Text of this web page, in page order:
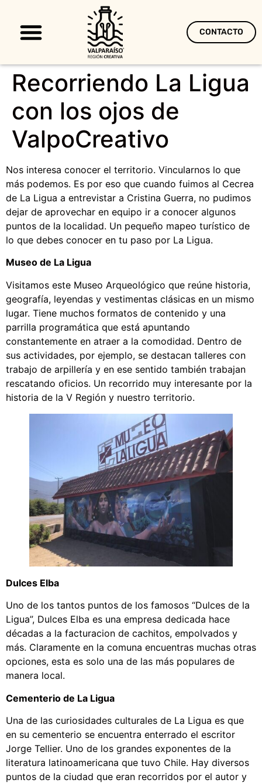
CONTACTO
Recorriendo La Ligua
con los ojos de
ValpoCreativo
Nos interesa conocer el territorio. Vincularnos lo que
más podemos. Es por eso que cuando fuimos al Cecrea
de La Ligua a entrevistar a Cristina Guerra, no pudimos
dejar de aprovechar en equipo ir a conocer algunos
puntos de la localidad. Un pequeño mapeo turístico de
lo que debes conocer en tu paso por La Ligua.
Museo de La Ligua
Visitamos este Museo Arqueológico que reúne historia,
geografía, leyendas y vestimentas clásicas en un mismo
lugar. Tiene muchos formatos de contenido y una
parrilla programática que está apuntando
constantemente en atraer a la comodidad. Dentro de
sus actividades, por ejemplo, se destacan talleres con
trabajo de arpillería y en ese sentido también trabajan
rescatando oficios. Un recorrido muy interesante por la
historia de la V Región y nuestro territorio.
Dulces Elba
Uno de los tantos puntos de los famosos “Dulces de la
Ligua”, Dulces Elba es una empresa dedicada hace
décadas a la facturacion de cachitos, empolvados y
más. Claramente en la comuna encuentras muchas otras
opciones, esta es solo una de las más populares de
manera local.
Cementerio de La Ligua
Una de las curiosidades culturales de La Ligua es que
en su cementerio se encuentra enterrado el escritor
Jorge Tellier. Uno de los grandes exponentes de la
literatura latinoamericana que tuvo Chile. Hay diversos
puntos de la ciudad que eran recorridos por el autor y